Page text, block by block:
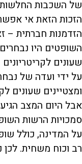
של השכבות
הזכות הזאת אי
הזדמנות חברתית –
השופטים היו
שעונים
על ידי ועדה של
ומצטיינים שעונים
אבל היום המצב
סמכויות הרשות
על המדינה, כולל
רב וכוח משחית. לכן